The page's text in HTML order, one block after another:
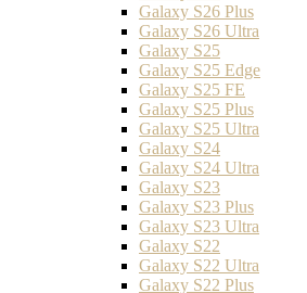
Galaxy S26 Plus
Galaxy S26 Ultra
Galaxy S25
Galaxy S25 Edge
Galaxy S25 FE
Galaxy S25 Plus
Galaxy S25 Ultra
Galaxy S24
Galaxy S24 Ultra
Galaxy S23
Galaxy S23 Plus
Galaxy S23 Ultra
Galaxy S22
Galaxy S22 Ultra
Galaxy S22 Plus